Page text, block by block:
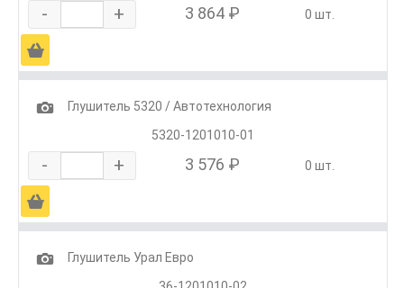
- + 3 864 ₽ 0 шт.
Ä
1
Глушитель 5320 / Автотехнология
5320-1201010-01
- + 3 576 ₽ 0 шт.
Ä
1
Глушитель Урал Евро